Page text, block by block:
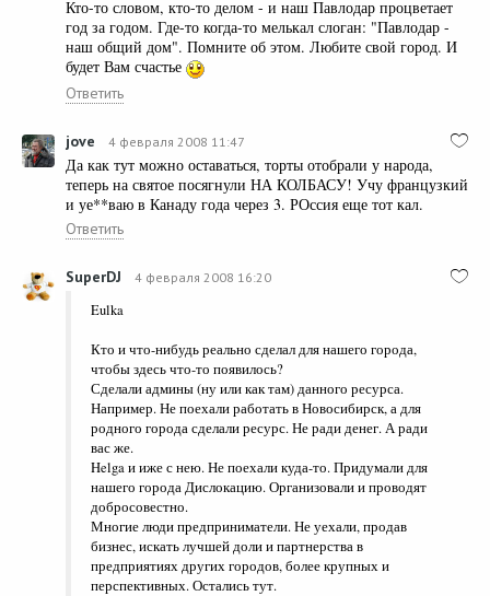
Кто-то словом, кто-то делом - и наш Павлодар процветает
год за годом. Где-то когда-то мелькал слоган: "Павлодар -
наш общий дом". Помните об этом. Любите свой город. И
будет Вам счастье
Ответить
jove 4 февраля 2008 11:47
Да как тут можно оставаться, торты отобрали у народа,
теперь на святое посягнули НА КОЛБАСУ! Учу французкий
и уе**ваю в Канаду года через 3. РОссия еще тот кал.
Ответить
SuperDJ 4 февраля 2008 16:20
Eulka
Кто и что-нибудь реально сделал для нашего города,
чтобы здесь что-то появилось?
Сделали админы (ну или как там) данного ресурса.
Например. Не поехали работать в Новосибирск, а для
родного города сделали ресурс. Не ради денег. А ради
вас же.
Helga и иже с нею. Не поехали куда-то. Придумали для
нашего города Дислокацию. Организовали и проводят
добросовестно.
Многие люди предприниматели. Не уехали, продав
бизнес, искать лучшей доли и партнерства в
предприятиях других городов, более крупных и
перспективных. Остались тут.